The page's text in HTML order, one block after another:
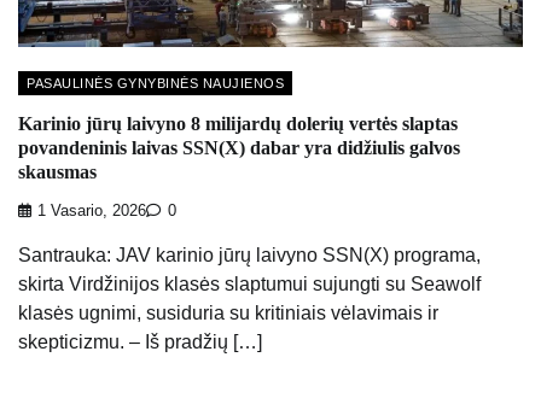
PASAULINĖS GYNYBINĖS NAUJIENOS
Karinio jūrų laivyno 8 milijardų dolerių vertės slaptas
povandeninis laivas SSN(X) dabar yra didžiulis galvos
skausmas
1 Vasario, 2026 0
Santrauka: JAV karinio jūrų laivyno SSN(X) programa,
skirta Virdžinijos klasės slaptumui sujungti su Seawolf
klasės ugnimi, susiduria su kritiniais vėlavimais ir
skepticizmu. – Iš pradžių […]